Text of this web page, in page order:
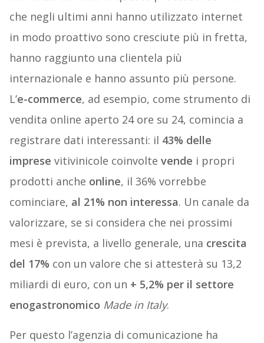
che negli ultimi anni hanno utilizzato internet
in modo proattivo sono cresciute più in fretta,
hanno raggiunto una clientela più
internazionale e hanno assunto più persone.
L’e-commerce, ad esempio, come strumento di
vendita online aperto 24 ore su 24, comincia a
registrare dati interessanti: il 43% delle
imprese vitivinicole coinvolte vende i propri
prodotti anche online, il 36% vorrebbe
cominciare, al 21% non interessa. Un canale da
valorizzare, se si considera che nei prossimi
mesi è prevista, a livello generale, una crescita
del 17% con un valore che si attesterà su 13,2
miliardi di euro, con un + 5,2% per il settore
enogastronomico Made in Italy.
Per questo l’agenzia di comunicazione ha